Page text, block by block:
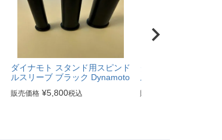
ダイナモト スタンド用スピンド
ルスリーブ ブラック Dynamoto
販売価格 ¥5,800税込 販売価格